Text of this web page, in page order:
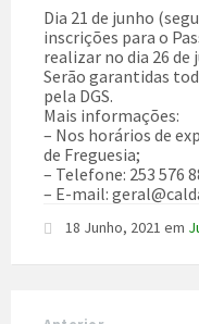
Dia 21 de junho
inscrições para o
realizar no dia 26 de
Serão garantidas
pela DGS.
Mais informações:
– Nos horários de
de Freguesia;
– Telefone: 253 576
– E-mail:
18 Junho, 2021 em